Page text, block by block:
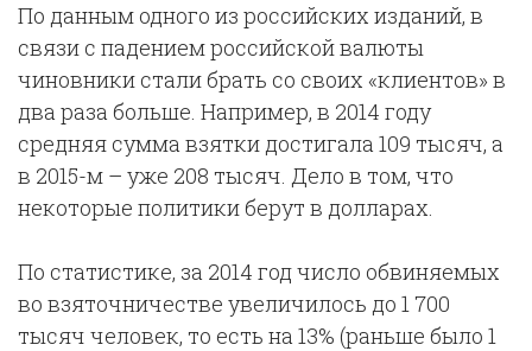
По данным одного из российских изданий, в
связи с падением российской валюты
чиновники стали брать со своих «клиентов» в
два раза больше. Например, в 2014 году
средняя сумма взятки достигала 109 тысяч, а
в 2015-м – уже 208 тысяч. Дело в том, что
некоторые политики берут в долларах.
По статистике, за 2014 год число обвиняемых
во взяточничестве увеличилось до 1 700
тысяч человек, то есть на 13% (раньше было 1